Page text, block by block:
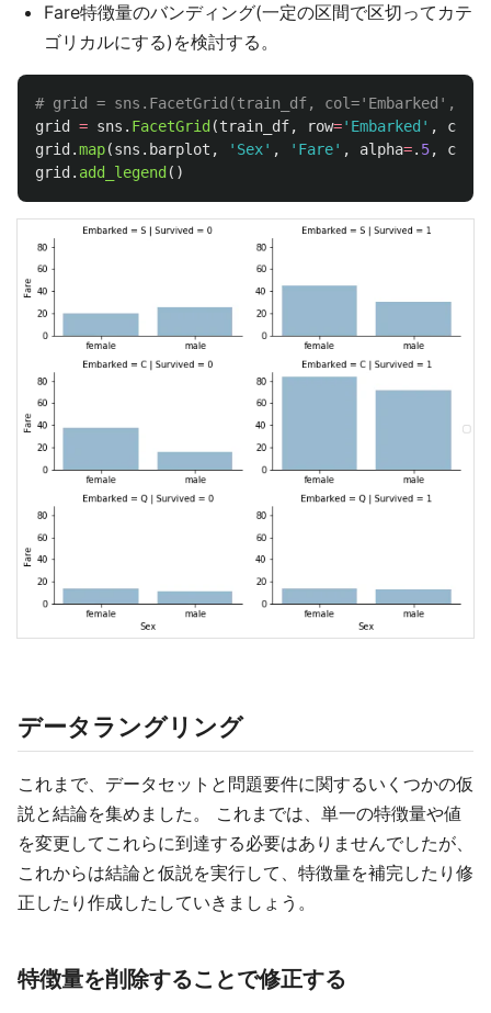
Fare特徴量のバンディング(一定の区間で区切ってカテ
ゴリカルにする)を検討する。
grid = sns . FacetGrid (train_df, row=' Embarked ' , col
grid .map(sns . barplot , ' Sex' , ' Fare' , alpha=. 5, ci
grid . add_legend ()
データラングリング
これまで、データセットと問題要件に関するいくつかの仮
説と結論を集めました。 これまでは、単一の特徴量や値
を変更してこれらに到達する必要はありませんでしたが、
これからは結論と仮説を実行して、特徴量を補完したり修
正したり作成したしていきましょう。
特徴量を削除することで修正する